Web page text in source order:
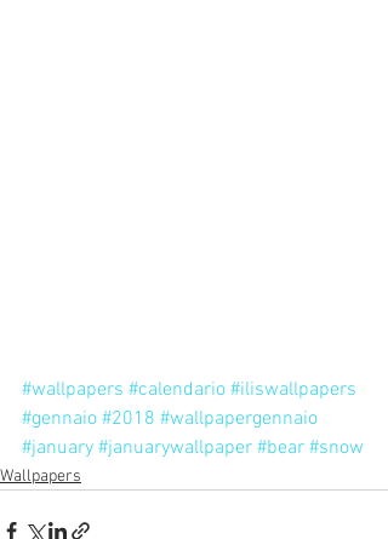
#wallpapers #calendario #iliswallpapers
#gennaio #2018 #wallpapergennaio
#january #januarywallpaper #bear #snow
Wallpapers